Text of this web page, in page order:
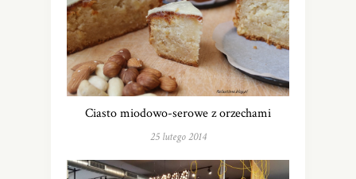
Ciasto miodowo-serowe z orzechami
25 lutego 2014